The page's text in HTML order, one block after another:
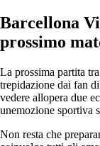
Barcellona
prossimo
La prossima partita
trepidazione dai fan
vedere allopera due
unemozione sportiva
Non resta che